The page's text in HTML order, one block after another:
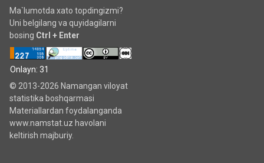
Ma`lumotda xato topdingizmi?
Uni belgilang va quyidagilarni
bosing Ctrl + Enter
Onlayn: 31
© 2013-2026 Namangan viloyat
statistika boshqarmasi
Materiallardan foydalanganda
www.namstat.uz havolani
keltirish majburiy.